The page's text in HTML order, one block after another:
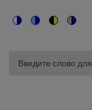
color
themetheme visibilitytheme